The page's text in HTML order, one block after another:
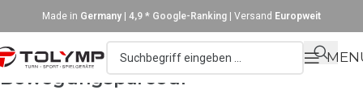
Made in Germany 4,9 * Google-Ranking | Versand Europweit
Bewegungsparcour